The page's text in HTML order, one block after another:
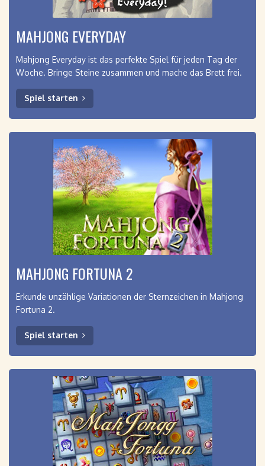
MAHJONG EVERYDAY
Mahjong Everyday ist das perfekte Spiel für jeden Tag der
Woche. Bringe Steine ​​zusammen und mache das Brett frei.
Spiel starten
MAHJONG FORTUNA 2
Erkunde unzählige Variationen der Sternzeichen in Mahjong
Fortuna 2.
Spiel starten